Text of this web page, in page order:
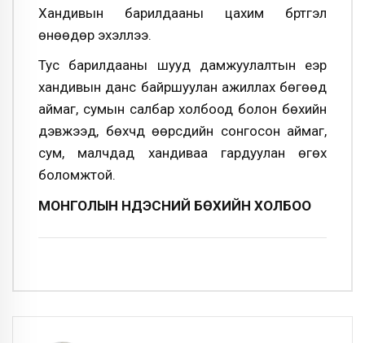
Хандивын барилдааны цахим бүртгэл
өнөөдөр эхэллээ.
Тус барилдааны шууд дамжуулалтын үеэр
хандивын данс байршуулан ажиллах бөгөөд
аймаг, сумын салбар холбоод болон бөхийн
дэвжээд, бөхчүүд өөрсдийн сонгосон аймаг,
сум, малчдад хандиваа гардуулан өгөх
боломжтой.
МОНГОЛЫН ҮНДЭСНИЙ БӨХИЙН ХОЛБОО